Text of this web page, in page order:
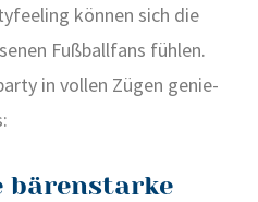
kön­nen sich die
Fuß­ball­fans füh­len.
in vol­len Zügen genie­
bärenstarke